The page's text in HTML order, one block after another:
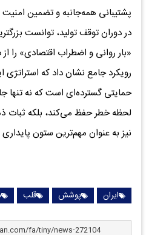
در دوران توقف تولید، توانست
«بار روانی و اضطراب اقتصادی» را
رویکرد جامع نشان داد که استراتژی
حمایتی گسترده‌ای است که نه تنها
لحظه خطر حفظ می‌کند، بلکه ثبات
نیز به عنوان مهم‌ترین ستون
ایران پوشش قلب